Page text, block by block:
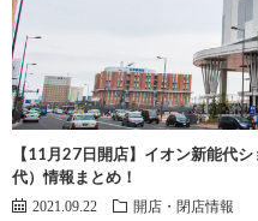
【11月27日開店】イオン新能代
代）情報まとめ！
2021.09.22 開店・閉店情報